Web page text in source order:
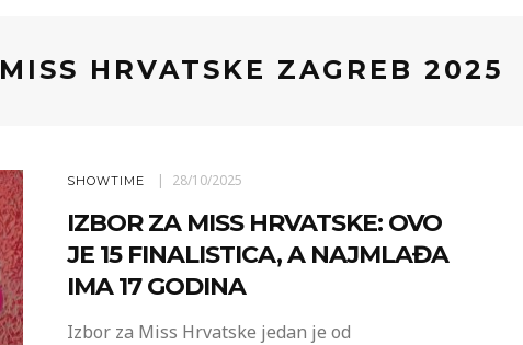
MISS HRVATSKE ZAGREB 2025
SHOWTIME 28/10/2025
IZBOR ZA MISS HRVATSKE: OVO
JE 15 FINALISTICA, A NAJMLAĐA
IMA 17 GODINA
Izbor za Miss Hrvatske jedan je od